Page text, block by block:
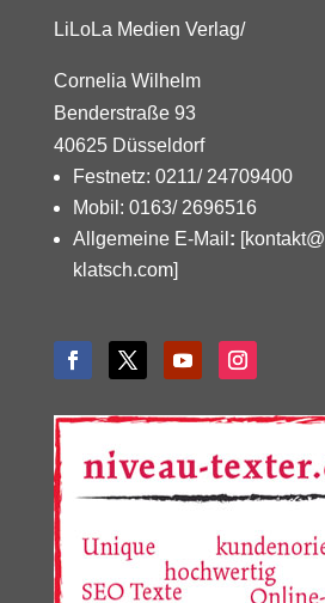
LiLoLa Medien Verlag/
Cornelia Wilhelm
Benderstraße 93
40625 Düsseldorf
Festnetz: 0211/ 24709400
Mobil: 0163/ 2696516
Allgemeine E-Mail :
klatsch.com]